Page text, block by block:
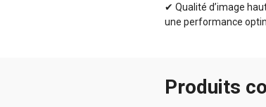
✔ Qualité d’image
une performance
Produits